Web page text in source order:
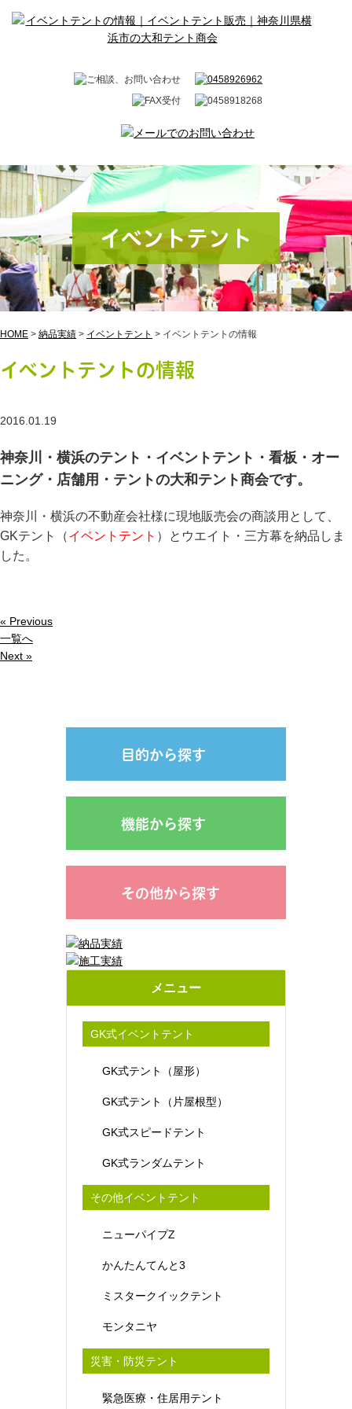
イベントテント
HOME > 納品実績 > イベントテント > イベントテントの情報
イベントテントの情報
2016.01.19
神奈川・横浜のテント・イベントテント・看板・オー
ニング・店舗用・テントの大和テント商会です。
神奈川・横浜の不動産会社様に現地販売会の商談用として、
GKテント（イベントテント ）とウエイト・三方幕を納品しま
した。
« Previous
一覧へ
Next »
目的から探す
機能から探す
その他から探す
メニュー
GK式イベントテント
GK式テント（屋形）
GK式テント（片屋根型）
GK式スピードテント
GK式ランダムテント
その他イベントテント
ニューパイプZ
かんたんてんと3
ミスタークイックテント
モンタニヤ
災害・防災テント
緊急医療・住居用テント